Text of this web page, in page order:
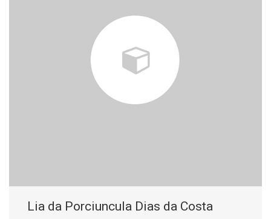
Lia da Porciuncula Dias da Costa